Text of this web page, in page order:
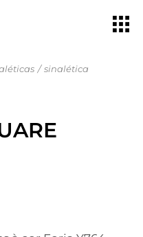
sinalética